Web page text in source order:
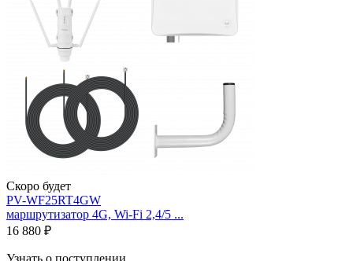
Скоро будет
PV-WF25RT4GW
маршрутизатор 4G, Wi-Fi 2,4/5 ...
16 880 ₽
Узнать о поступлении